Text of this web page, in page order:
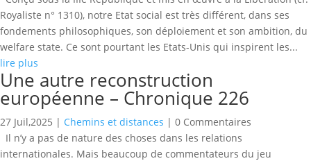
Royaliste n° 1310), notre Etat social est très différent, dans ses
fondements philosophiques, son déploiement et son ambition, du
welfare state. Ce sont pourtant les Etats-Unis qui inspirent les...
lire plus
Une autre reconstruction
européenne – Chronique 226
27 Juil,2025 | Chemins et distances | 0 Commentaires
Il n’y a pas de nature des choses dans les relations
internationales. Mais beaucoup de commentateurs du jeu